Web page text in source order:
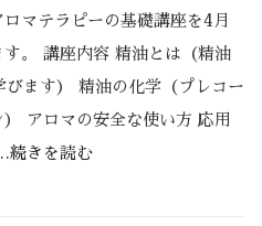
マテラピーの基礎講座を4月
す。 講座内容 精油とは（精油
びます） 精油の化学（プレコー
） アロマの安全な使い方 応用
続きを読む